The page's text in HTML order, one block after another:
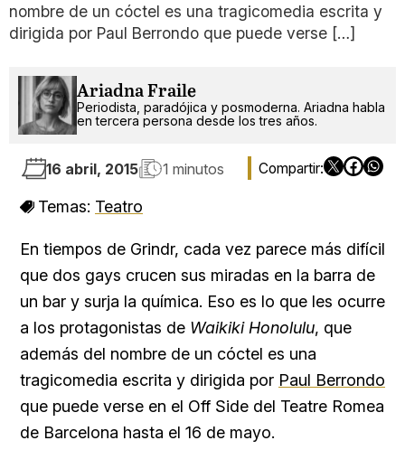
nombre de un cóctel es una tragicomedia escrita y
dirigida por Paul Berrondo que puede verse […]
Ariadna Fraile
Periodista, paradójica y posmoderna. Ariadna habla
en tercera persona desde los tres años.
16 abril, 2015 1 minutos
Temas: Teatro
En tiempos de Grindr, cada vez parece más difícil
que dos gays crucen sus miradas en la barra de
un bar y surja la química. Eso es lo que les ocurre
a los protagonistas de Waikiki Honolulu, que
además del nombre de un cóctel es una
tragicomedia escrita y dirigida por Paul Berrondo
que puede verse en el Off Side del Teatre Romea
de Barcelona hasta el 16 de mayo.